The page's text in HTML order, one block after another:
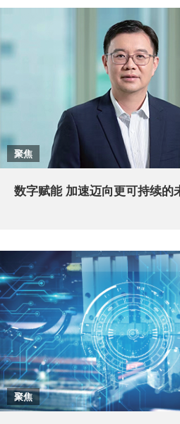
聚焦
数字赋能 加速迈向更可持续的
聚焦